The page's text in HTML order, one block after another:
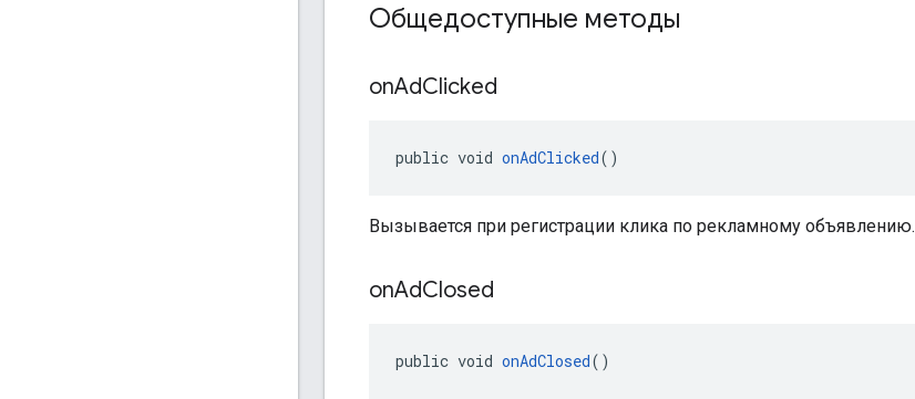
Общедоступные методы
onAdClicked
public void onAdClicked()
Вызывается при регистрации клика по рекламному объявлению.
onAdClosed
public void onAdClosed()